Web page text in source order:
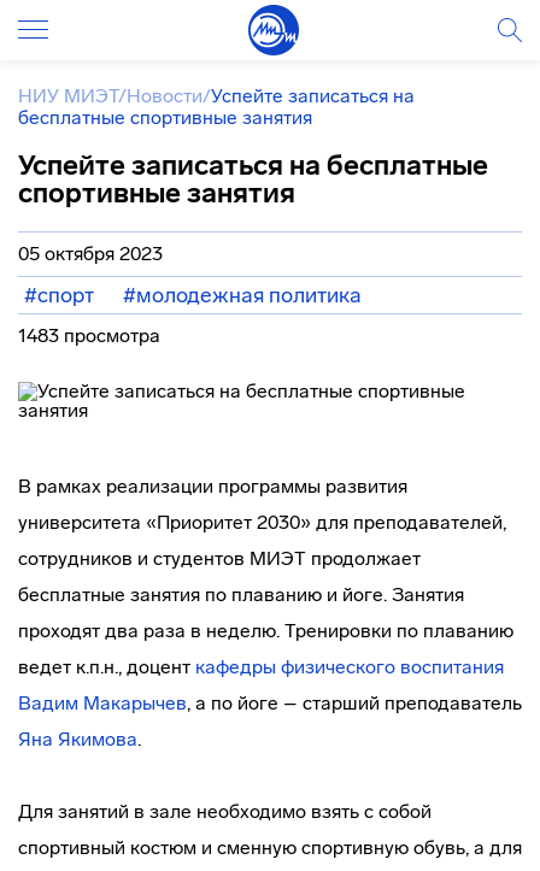
НИУ МИЭТ/Новости/Успейте записаться на
бесплатные спортивные занятия
Успейте записаться на бесплатные
спортивные занятия
05 октября 2023
#спорт #молодежная политика
1483 просмотра
В рамках реализации программы развития
университета «Приоритет 2030» для преподавателей,
сотрудников и студентов МИЭТ продолжает
бесплатные занятия по плаванию и йоге. Занятия
проходят два раза в неделю. Тренировки по плаванию
ведет к.п.н., доцент кафедры физического воспитания
Вадим Макарычев, а по йоге – старший преподаватель
Яна Якимова.
Для занятий в зале необходимо взять с собой
спортивный костюм и сменную спортивную обувь, а для